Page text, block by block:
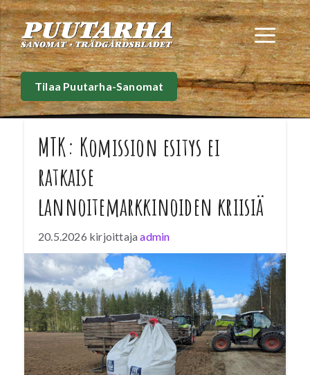
Siirry
sisältöön
Tilaa Puutarha-Sanomat
MTK: Komission esitys ei
ratkaise
lannoitemarkkinoiden kriisiä
20.5.2026 kirjoittajaadmin
Euroopan komissio julkisti tiistaina lannoitteita
koskevan toimintasuunnitelmansa. Komissio
esittää suunnitelmassaan ratkaisuja
lannoitesektorin Iranin sodasta johtuvan
kriisitilanteen helpottamiseksi. MTK pitää
komission avausta tärkeänä, mutta korostaa,
että esitettyjen toimien on oltava
mittaluokaltaan riittäviä vastaamaan tilanteen